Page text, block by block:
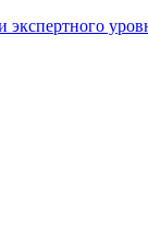
экспертного